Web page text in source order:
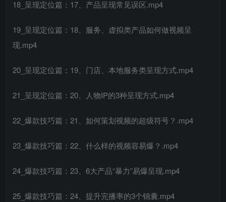
18_呈现定位篇：17、产品呈现常见误区.mp4
19_呈现定位篇：18、服务、虚拟类产品如何做视频呈
现.mp4
20_呈现定位篇：19、门店、本地服务类呈现方式.mp4
21_呈现定位篇：20、人物IP的3种呈现方式.mp4
22_爆款技巧篇：21、如何策划视频的超级符号？.mp4
23_爆款技巧篇：22、什么样的视频容易爆？.mp4
24_爆款技巧篇：23、6大产品“暴力”易爆呈现.mp4
25_爆款技巧篇：24、提升完播率的3个锦囊.mp4